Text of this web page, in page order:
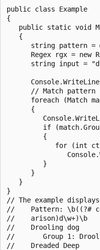
public class Example
{
public static void
   {
string pattern =
Regex rgx = new
string input =
// Match pattern
foreach (Match
      {
if
         {
for (int
         }
      }
   }
}
// The example
//    Pattern: \b((?#
//    arison)d\w+)\b
//    Drooling dog
//       Group 1:
//    Dreaded Deep